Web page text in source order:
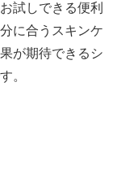
試しできる便利
に合うスキンケ
が期待できるシ
。